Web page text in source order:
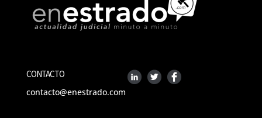
CONTACTO
contacto@enestrado.com